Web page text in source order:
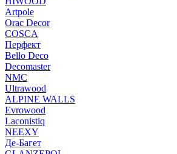
Artpole
Orac Decor
COSCA
Перфект
Bello Deco
Decomaster
NMС
Ultrawood
ALPINE WALLS
Evrowood
Laconistiq
NEEXY
Де-Багет